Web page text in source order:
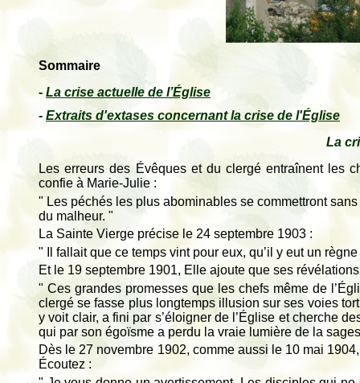
Sommaire
- La crise actuelle de l’Église
- Extraits d'extases concernant la crise de l'Église
La
Les erreurs des Évêques et du clergé entraînent les
confie à Marie-Julie :
" Les péchés les plus abominables se commettront
du malheur. "
La Sainte Vierge précise le 24 septembre 1903 :
" Il fallait que ce temps vint pour eux, qu’il y eut un
Et le 19 septembre 1901, Elle ajoute que ses
" Ces grandes promesses que les chefs même de
clergé se fasse plus longtemps illusion sur ses voies
y voit clair, a fini par s’éloigner de l’Église et cherche
qui par son égoïsme a perdu la vraie lumière de la
Dès le 27 novembre 1902, comme aussi le 10 mai
Écoutez :